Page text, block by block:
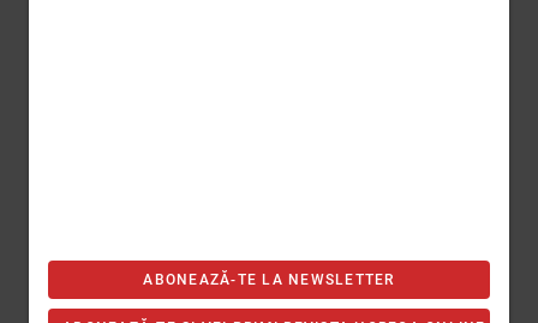
ABONEAZĂ-TE LA NEWSLETTER